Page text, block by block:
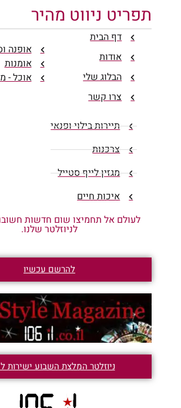
תפריט ניווט מהיר
דף הבית
אודות
הבלוג שלי
צרו קשר
אופנה
אומנות
אוכל -
תיירות בילוי ופנאי
צרכנות
מגזין לייף סטייל
איכות חיים
לעולם אל תחמיצו שום חדשות
לניוזלטר שלנו.
להרשם עכשיו
ניוזלטר המלצת השבוע ישירות